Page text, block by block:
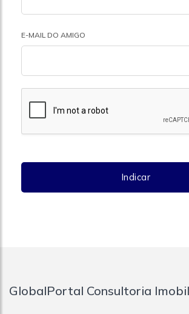
E-MAIL DO AMIGO
Indicar
GlobalPortal Consultoria